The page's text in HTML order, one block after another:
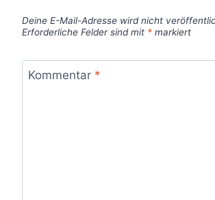
Deine E-Mail-Adresse wird nicht
Erforderliche Felder sind mit * markiert
Kommentar *